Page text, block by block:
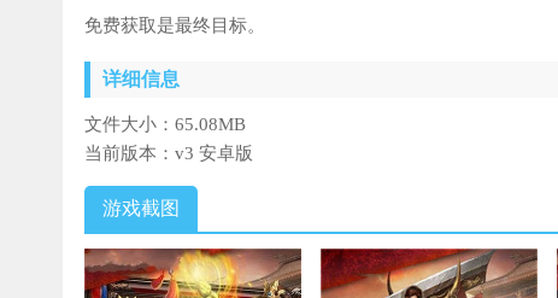
免费获取是最终目标。
详细信息
文件大小： 65.08MB
当前版本： v3 安卓版
游戏截图